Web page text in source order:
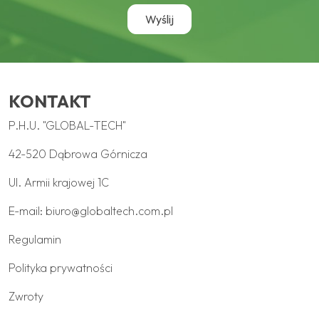
KONTAKT
P.H.U. "GLOBAL-TECH"
42-520 Dąbrowa Górnicza
Ul. Armii krajowej 1C
E-mail: biuro@globaltech.com.pl
Regulamin
Polityka prywatności
Zwroty